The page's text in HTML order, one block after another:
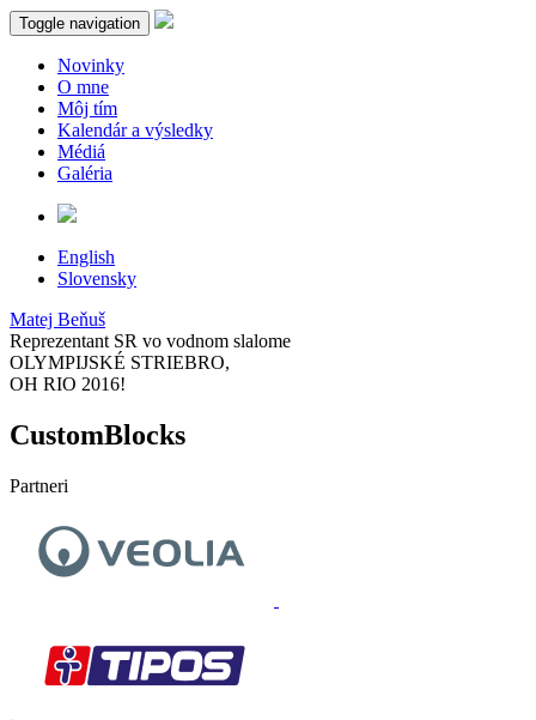
Toggle navigation
Novinky
O mne
Môj tím
Kalendár a výsledky
Médiá
Galéria
English
Slovensky
Matej Beňuš
Reprezentant SR vo vodnom slalome
OLYMPIJSKÉ STRIEBRO,
OH RIO 2016!
CustomBlocks
Partneri